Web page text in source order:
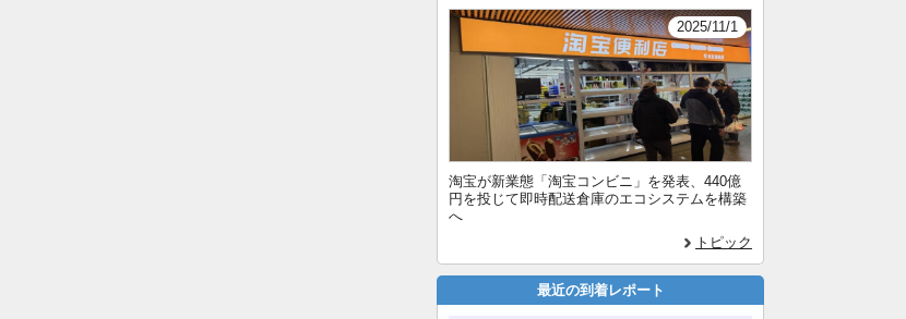
2025/11/1
淘宝が新業態「淘宝コンビニ」を発表、440億
円を投じて即時配送倉庫のエコシステムを構築
へ
トピック
最近の到着レポート